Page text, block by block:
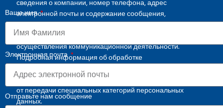
сведения о компании, номер телефона, адрес
электронной почты и содержание сообщения,
обрабатываются в соответствии с применимым
законодательством исключительно в целях
осуществления коммуникационной деятельности.
Подробная информация об обработке
персональных данных представлена в
Юридическом уведомлении. Просим воздержаться
от передачи специальных категорий персональных
данных.
Ваше имя
Электронная почта
Отправьте нам сообщение